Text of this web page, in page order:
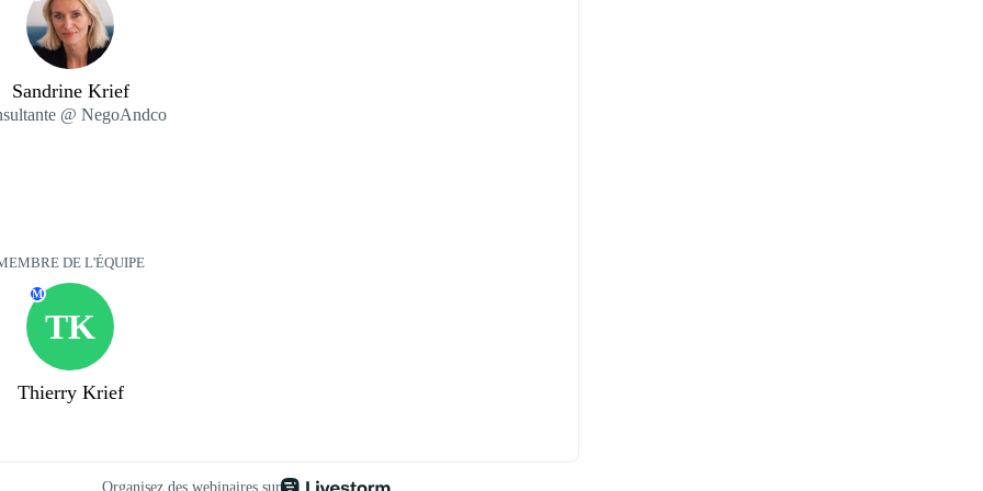
Sandrine Krief
@ NegoAndco
DE L'ÉQUIPE
TK
M
Thierry Krief
Organisez des webinaires sur